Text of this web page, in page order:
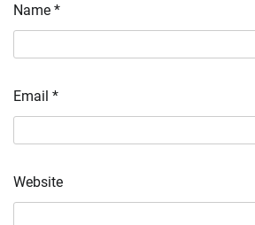
Name *
Email *
Website